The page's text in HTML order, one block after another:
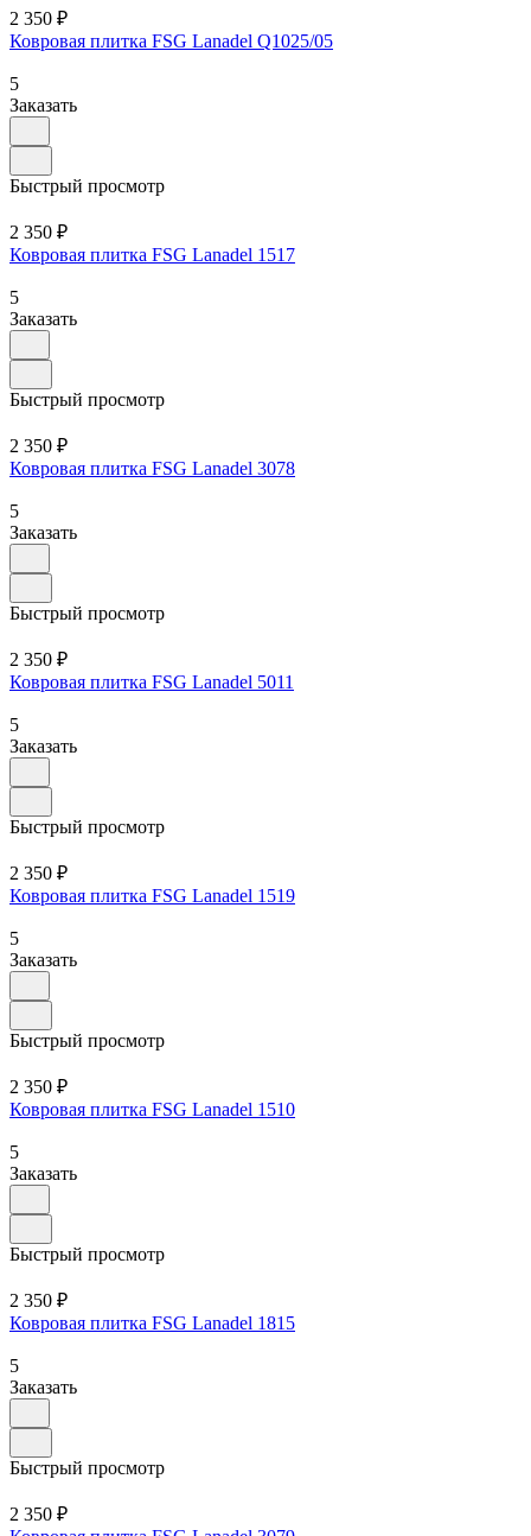
2 350 ₽
Ковровая плитка FSG Lanadel Q1025/05
5
Заказать
Быстрый просмотр
2 350 ₽
Ковровая плитка FSG Lanadel 1517
5
Заказать
Быстрый просмотр
2 350 ₽
Ковровая плитка FSG Lanadel 3078
5
Заказать
Быстрый просмотр
2 350 ₽
Ковровая плитка FSG Lanadel 5011
5
Заказать
Быстрый просмотр
2 350 ₽
Ковровая плитка FSG Lanadel 1519
5
Заказать
Быстрый просмотр
2 350 ₽
Ковровая плитка FSG Lanadel 1510
5
Заказать
Быстрый просмотр
2 350 ₽
Ковровая плитка FSG Lanadel 1815
5
Заказать
Быстрый просмотр
2 350 ₽